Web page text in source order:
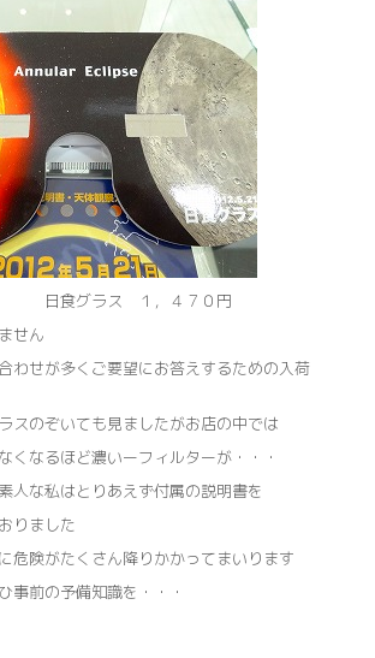
ス １，４７０円
せん
わせが多くご要望にお答えするための入荷
スのぞいても見ましたがお店の中では
くなるほど濃いーフィルターが・・・
人な私はとりあえず付属の説明書を
りました
危険がたくさん降りかかってまいります
事前の予備知識を・・・